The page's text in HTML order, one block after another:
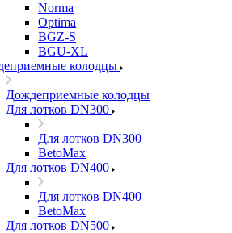
Norma
Optima
BGZ-S
BGU-XL
колодцы
Дождеприемные колодцы
Для лотков DN300
Для лотков DN300
BetoMax
Для лотков DN400
Для лотков DN400
BetoMax
Для лотков DN500